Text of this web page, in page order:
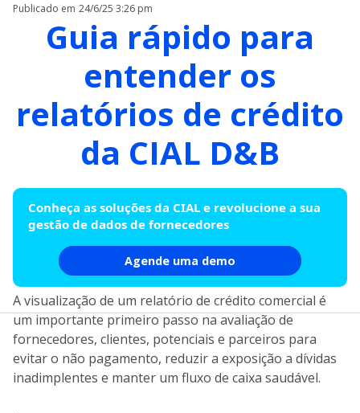
Publicado em 24/6/25 3:26 pm
Guia rápido para
entender os
relatórios de crédito
da CIAL D&B
Conheça as soluções da CIAL e revolucione a sua
gestão de dados de fornecedores
Agende uma demo
A visualização de um relatório de crédito comercial é
um importante primeiro passo na avaliação de
fornecedores, clientes, potenciais e parceiros para
evitar o não pagamento, reduzir a exposição a dívidas
inadimplentes e manter um fluxo de caixa saudável.